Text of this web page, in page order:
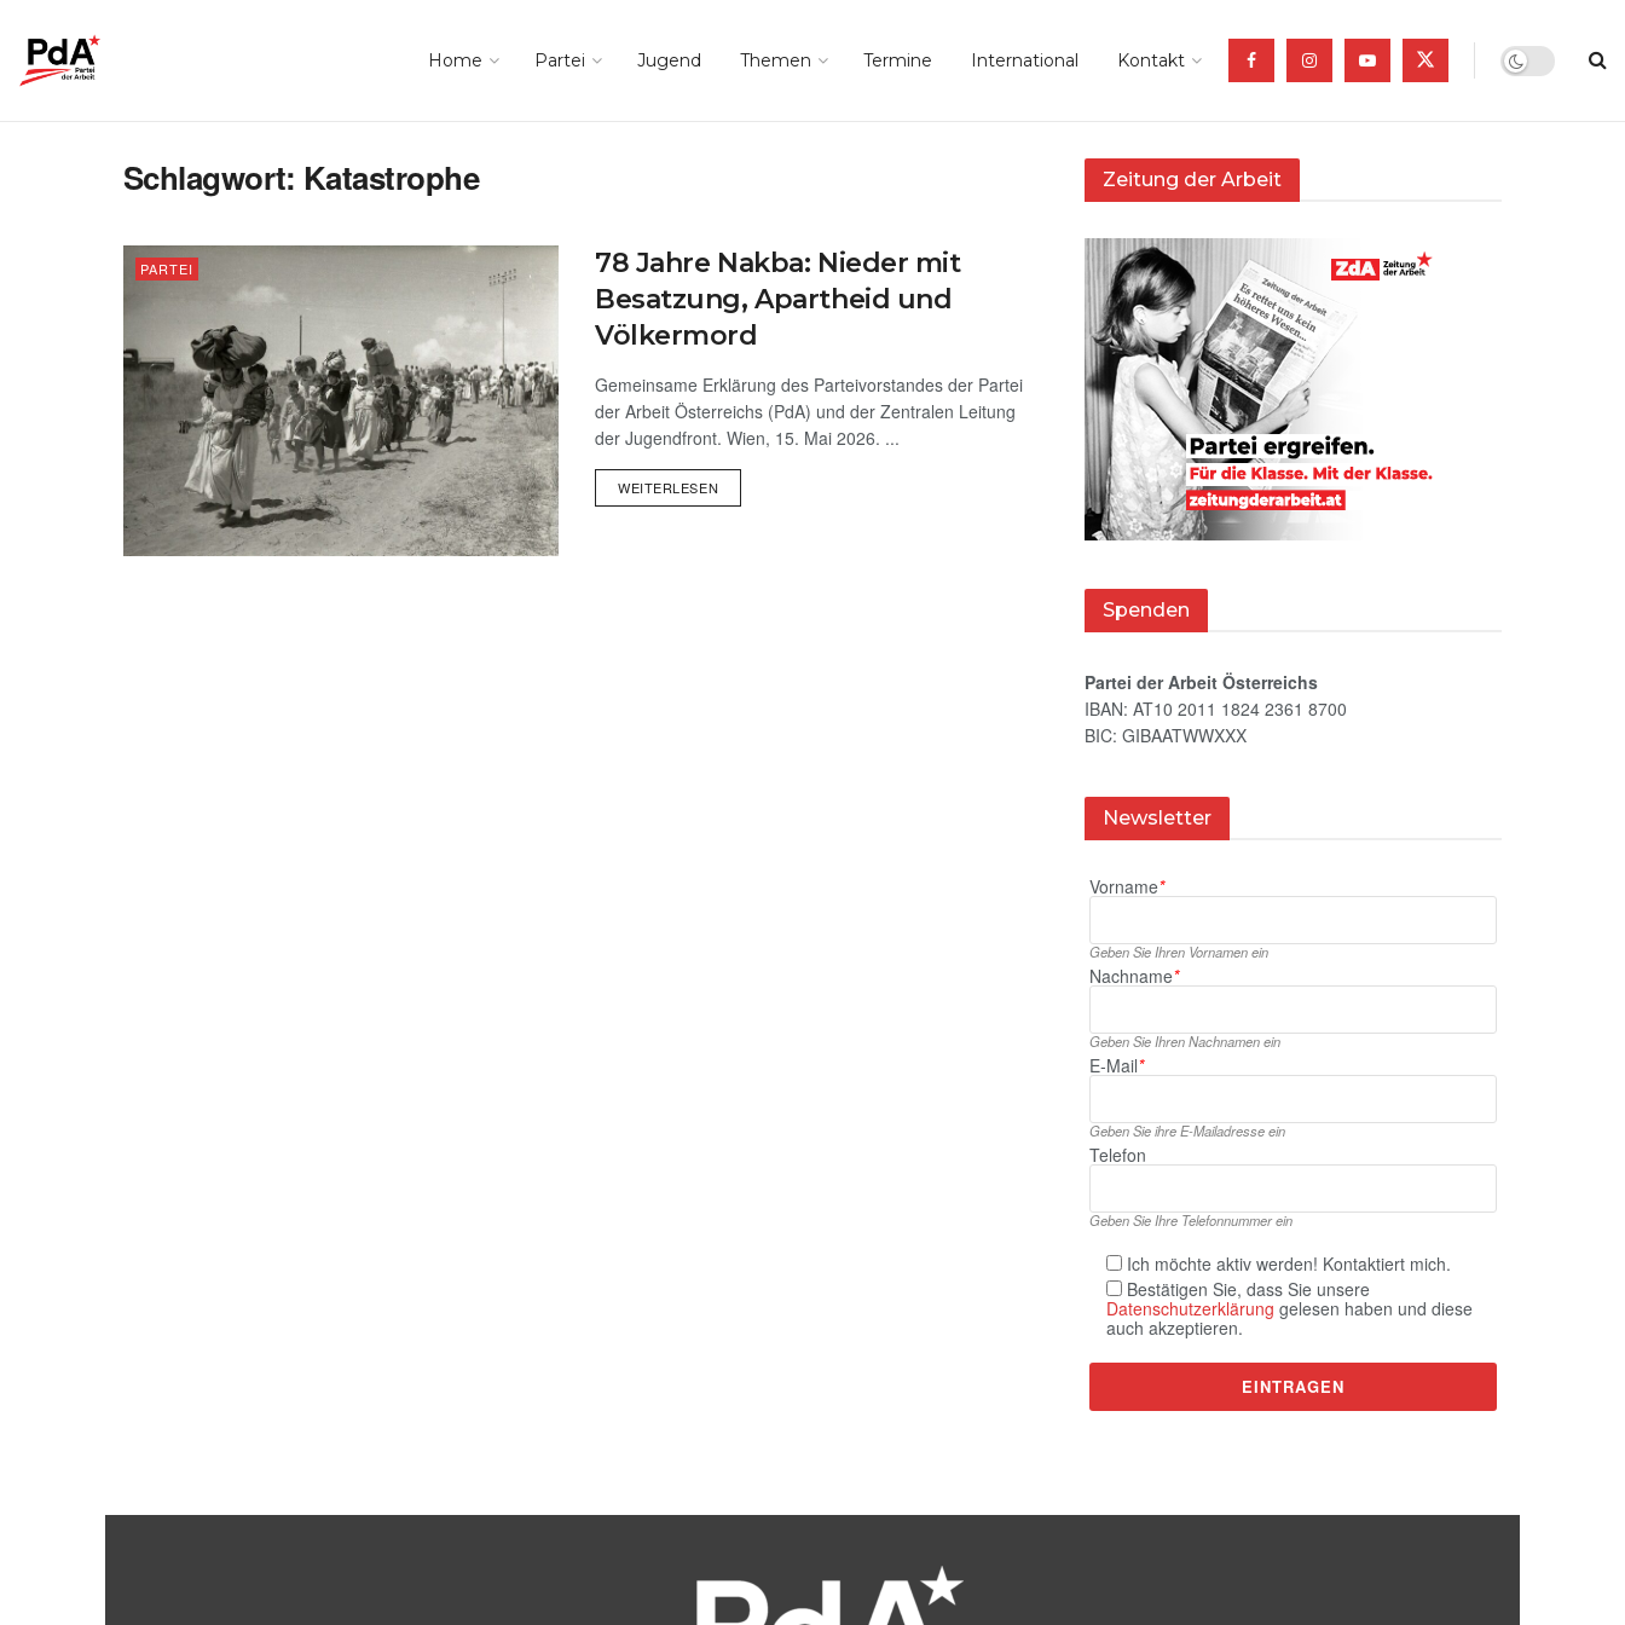
Home Partei Jugend Themen Termine International Kontakt
Schlagwort: Katastrophe
PARTEI
78 Jahre Nakba: Nieder mit
Besatzung, Apartheid und
Völkermord
Gemeinsame Erklärung des Parteivorstandes der Partei
der Arbeit Österreichs (PdA) und der Zentralen Leitung
der Jugendfront. Wien, 15. Mai 2026. ...
WEITERLESEN
Zeitung der Arbeit
Spenden
Partei der Arbeit Österreichs
IBAN: AT10 2011 1824 2361 8700
BIC: GIBAATWWXXX
Newsletter
Vorname*
Geben Sie Ihren Vornamen ein
Nachname*
Geben Sie Ihren Nachnamen ein
E‑Mail*
Geben Sie ihre E‑Mailadresse ein
Telefon
Geben Sie Ihre Telefonnummer ein
Ich möchte aktiv werden! Kontaktiert mich.
Bestätigen Sie, dass Sie unsere
Datenschutzerklärung gelesen haben und diese
auch akzeptieren.